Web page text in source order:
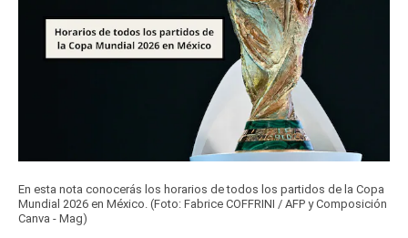
En esta nota conocerás los horarios de todos los partidos de la Copa
Mundial 2026 en México. (Foto: Fabrice COFFRINI / AFP y Composición
Canva - Mag)